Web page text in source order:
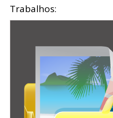
Trabalhos: